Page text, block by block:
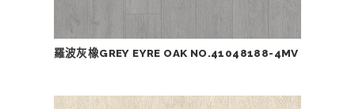
羅波灰橡GREY EYRE OAK NO.41048188-4MV